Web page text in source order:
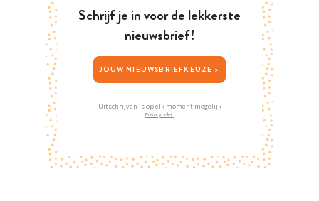
Schrijf je in voor de lekkerste
nieuwsbrief!
JOUW NIEUWSBRIEFKEUZE >
Uitschrijven is op elk moment mogelijk
Privacybeleid